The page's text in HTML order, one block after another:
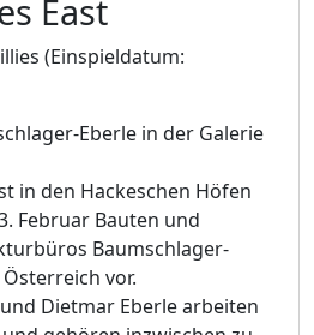
East
(Einspieldatum:
in den Hackeschen Höfen
Februar Bauten und
Baumschlager-
vor.
Dietmar Eberle arbeiten